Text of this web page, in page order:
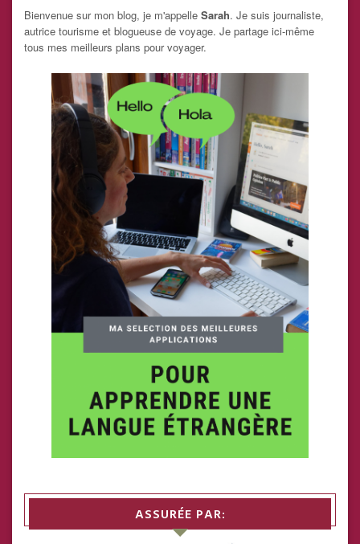
Bienvenue sur mon blog, je m'appelle Sarah. Je suis journaliste,
autrice tourisme et blogueuse de voyage. Je partage ici-même
tous mes meilleurs plans pour voyager.
ASSURÉE PAR: